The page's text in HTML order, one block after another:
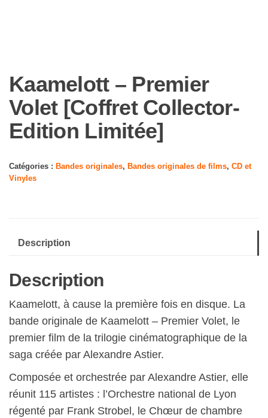
Kaamelott – Premier
Volet [Coffret Collector-
Edition Limitée]
Catégories : Bandes originales, Bandes originales de films, CD et
Vinyles
Description
Description
Kaamelott, à cause la première fois en disque. La
bande originale de Kaamelott – Premier Volet, le
premier film de la trilogie cinématographique de la
saga créée par Alexandre Astier.
Composée et orchestrée par Alexandre Astier, elle
réunit 115 artistes : l’Orchestre national de Lyon
régenté par Frank Strobel, le Chœur de chambre